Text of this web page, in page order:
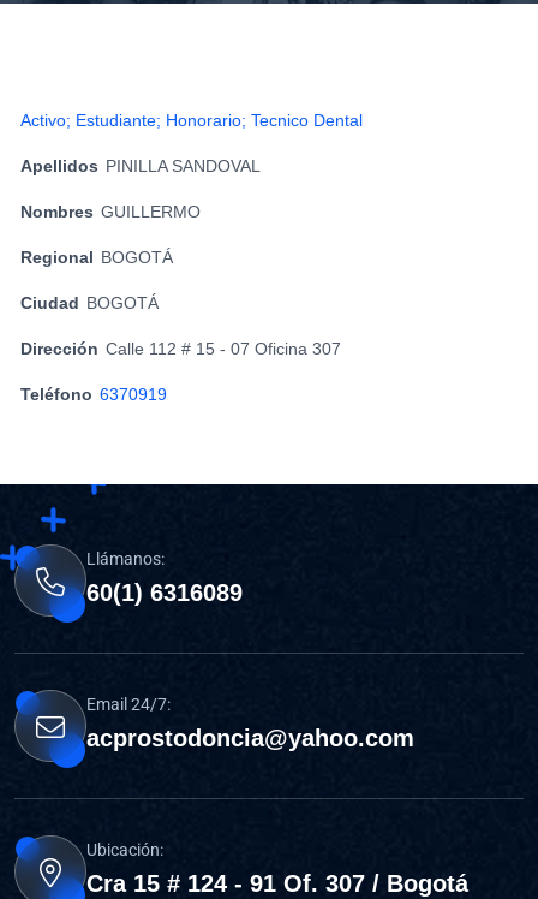
Activo; Estudiante; Honorario; Tecnico Dental
Apellidos PINILLA SANDOVAL
Nombres GUILLERMO
Regional BOGOTÁ
Ciudad BOGOTÁ
Dirección Calle 112 # 15 - 07 Oficina 307
Teléfono 6370919
Llámanos:
60(1) 6316089
Email 24/7:
acprostodoncia@yahoo.com
Ubicación:
Cra 15 # 124 - 91 Of. 307 / Bogotá